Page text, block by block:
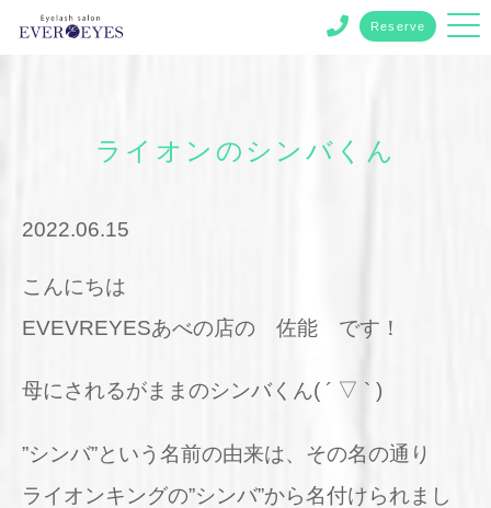
Reserve
ライオンのシンバくん
2022.06.15
こんにちは
EVEVREYESあべの店の 佐能 です！
母にされるがままのシンバくん( ´ ▽ ` )
”シンバ”という名前の由来は、その名の通り
ライオンキングの”シンバ”から名付けられまし